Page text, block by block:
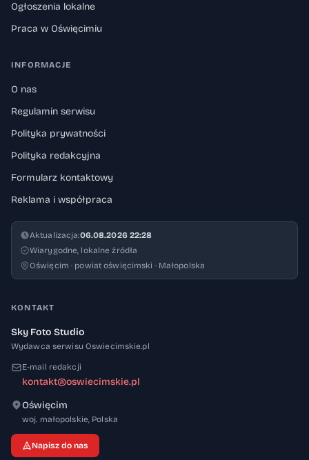
Ogłoszenia lokalne
Praca w Oświęcimiu
INFORMACJE
O nas
Regulamin serwisu
Polityka prywatności
Polityka redakcyjna
Formularz kontaktowy
Reklama i współpraca
Aktualizacja:06.08.2026 22:28
Wiarygodne, lokalne źródła
Oświęcim · powiat oświęcimski · Małopolska
KONTAKT
Sky Foto Studio
Wydawca serwisu Oswiecimskie.pl
E-mail redakcji
kontakt@oswiecimskie.pl
Oświęcim
woj. małopolskie, 32-600
Polska
Napisz do nas